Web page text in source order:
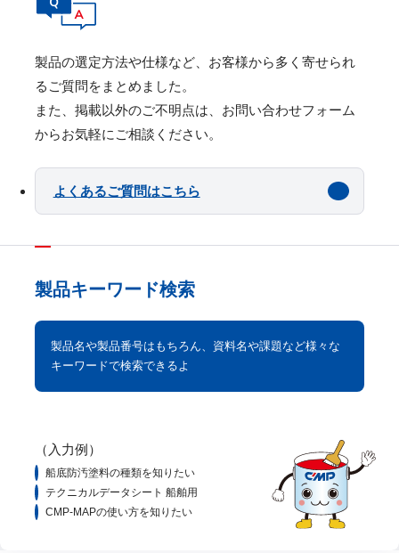
製品の選定⽅法や仕様など、お客様から多く寄せられ
るご質問をまとめました。
また、掲載以外のご不明点は、お問い合わせフォーム
からお気軽にご相談ください。
よくあるご質問はこちら
製品キーワード検索
製品名や製品番号はもちろん、資料名や課題など様々な
キーワードで検索できるよ
（入力例）
船底防汚塗料の種類を知りたい
テクニカルデータシート 船舶用
CMP-MAPの使い方を知りたい